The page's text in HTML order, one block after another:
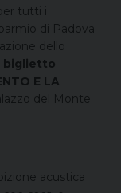
tutti i
di Padova
dello
biglietto
E LA
del Monte
acustica